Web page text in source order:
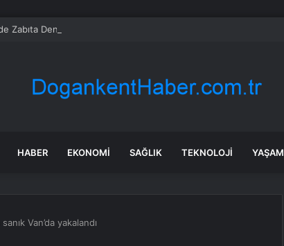
Zabıta Denetimi
HABER EKONOMI SAĞLIK TEKNOLOJI YAŞAM
Van’da yakalandı